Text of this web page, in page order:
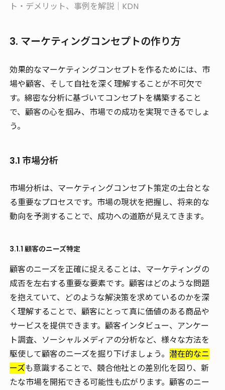
ト・デメリット、事例を解説｜KDN
3. マーケティングコンセプトの作り方
効果的なマーケティングコンセプトを作るためには、市
場や顧客、そして自社を深く理解することが不可欠で
す。綿密な分析に基づいてコンセプトを構築すること
で、顧客の心を掴み、市場での成功を実現できるでしょ
う。
3.1 市場分析
市場分析は、マーケティングコンセプト策定の土台とな
る重要なプロセスです。市場の現状を把握し、将来的な
動向を予測することで、成功への道筋が見えてきます。
3.1.1 顧客のニーズ特定
顧客のニーズを正確に捉えることは、マーケティングの
成否を左右する重要な要素です。顧客はどのような問題
を抱えていて、どのような解決策を求めているのかを深
く理解することで、顧客にとって真に価値のある商品や
サービスを提供できます。顧客インタビュー、アンケー
ト調査、ソーシャルメディアの分析など、様々な方法を
駆使して顧客のニーズを掘り下げましょう。 潜在的なニ
ーズも意識することで、競合他社との差別化を図り、新
たな市場を開拓できる可能性も広がります。顧客のニー